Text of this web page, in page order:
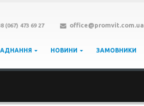
(067) 473 69 27 office@promvit.com.ua
НОВИНИ ЗАМОВНИКИ